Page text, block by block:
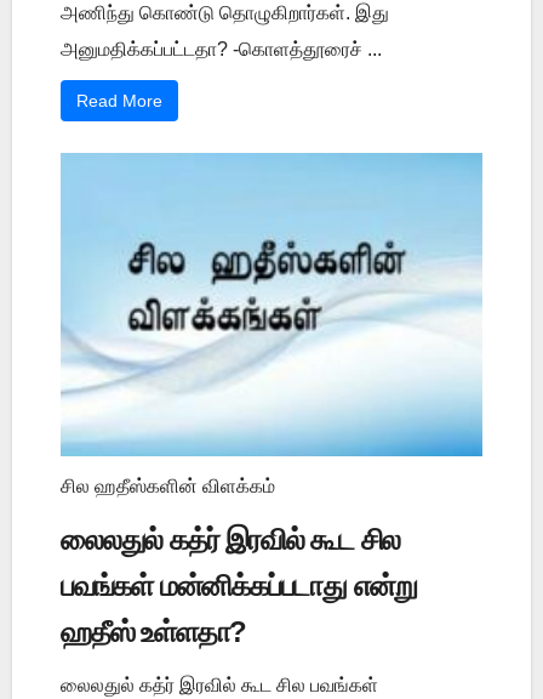
அணிந்து கொண்டு தொழுகிறார்கள். இது
அனுமதிக்கப்பட்டதா? -கொளத்தூரைச் ...
Read More
சில ஹதீஸ்களின் விளக்கம்
லைலதுல் கத்ர் இரவில் கூட சில
பவங்கள் மன்னிக்கப்படாது என்று
ஹதீஸ் உள்ளதா?
லைலதுல் கத்ர் இரவில் கூட சில பவங்கள்